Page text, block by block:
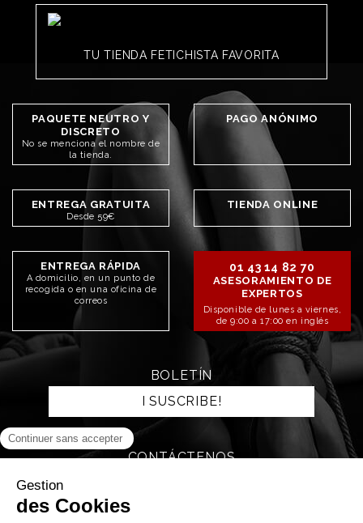
TU TIENDA FETICHISTA FAVORITA
PAQUETE NEUTRO Y
DISCRETO
No se menciona el nombre de
la tienda.
PAGO ANÓNIMO
ENTREGA GRATUITA
Desde 59€
TIENDA ONLINE
ENTREGA RÁPIDA
A domicilio, en un punto de
recogida o en una oficina de
correos
01 43 14 82 70
ASESORAMIENTO DE
EXPERTOS
Disponible de lunes a viernes,
de 9:00 a 17:00 en inglés
BOLETÍN
I SUSCRIBE!
CONTÁCTENOS